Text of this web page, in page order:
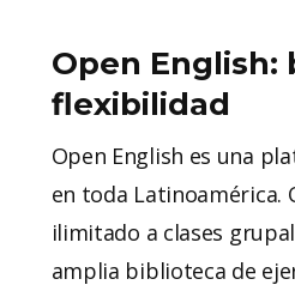
Open English:
flexibilidad
Open English es una
en toda Latinoamérica.
ilimitado a clases
amplia biblioteca de